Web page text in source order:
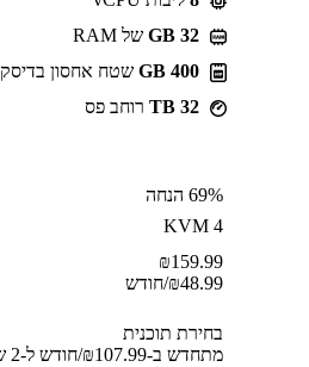
GB 32 של RAM
400 GB
שטח אחסון בדיסק NVMe
32 TB
רוחב פס
69% הנחה
KVM 4
159.99
₪
48.99
₪/חודש
בחירת תוכנית
מתחדש ב-⁦107.99⁩₪/חודש ל-2 שנים. בטלו בכל עת.